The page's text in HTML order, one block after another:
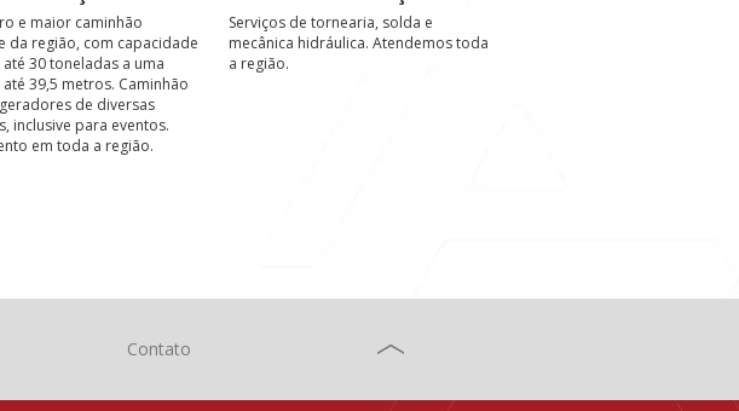
e maior caminhão
da região, com capacidade
30 toneladas a uma
39,5 metros. Caminhão
de diversas
inclusive para eventos.
em toda a região.
Serviços de tornearia, solda e
mecânica hidráulica. Atendemos toda
a região.
Contato